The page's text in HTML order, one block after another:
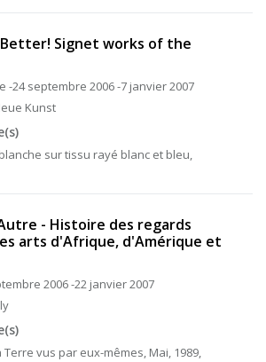
Better! Signet works of the
-24 septembre 2006 -7 janvier 2007
Kunst
sur tissu rayé blanc et bleu,
- Histoire des regards
arts d'Afrique, d'Amérique et
2006 -22 janvier 2007
Terre vus par eux-mêmes, Mai, 1989,